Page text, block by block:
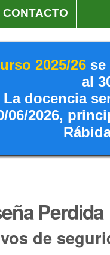
CONTACTO
2025/26 se
al
La docencia
06/2026,
Perdida
de